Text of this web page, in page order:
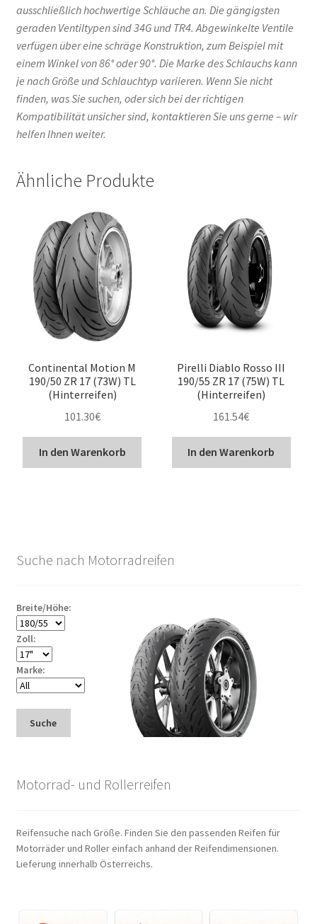
ausschließlich hochwertige Schläuche an. Die gängigsten
geraden Ventiltypen sind 34G und TR4. Abgewinkelte Ventile
verfügen über eine schräge Konstruktion, zum Beispiel mit
einem Winkel von 86° oder 90°. Die Marke des Schlauchs kann
je nach Größe und Schlauchtyp variieren. Wenn Sie nicht
finden, was Sie suchen, oder sich bei der richtigen
Kompatibilität unsicher sind, kontaktieren Sie uns gerne – wir
helfen Ihnen weiter.
Ähnliche Produkte
Continental Motion M
190/50 ZR 17 (73W) TL
(Hinterreifen)
101.30€
In den Warenkorb
Pirelli Diablo Rosso III
190/55 ZR 17 (75W) TL
(Hinterreifen)
161.54€
In den Warenkorb
Suche nach Motorradreifen
Breite/Höhe:
Zoll:
Marke:
Suche
Motorrad- und Rollerreifen
Reifensuche nach Größe. Finden Sie den passenden Reifen für
Motorräder und Roller einfach anhand der Reifendimensionen.
Lieferung innerhalb Österreichs.